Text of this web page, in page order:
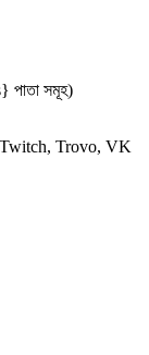
সমূহ)
Twitch, Trovo, VK